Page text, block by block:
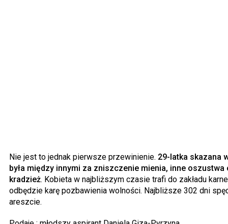
Nie jest to jednak pierwsze przewinienie. 29-latka skazana
była między innymi za zniszczenie mienia, inne oszustwa
kradzież. Kobieta w najbliższym czasie trafi do zakładu
odbędzie karę pozbawienia wolności. Najbliższe 302 dni
areszcie.